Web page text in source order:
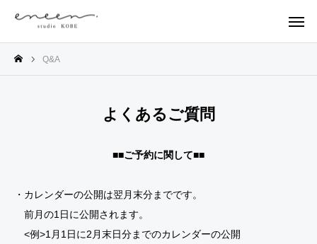
Q&A
よくあるご質問
■■ご予約に関して■■
・カレンダーの公開は翌月末分までです。
前月の1日に公開されます。
<例>1月1日に2月末日分までのカレンダーの公開